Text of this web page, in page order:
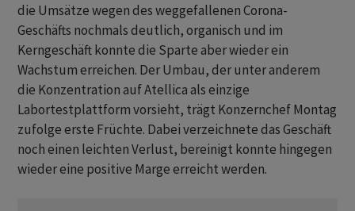
die Umsätze wegen des weggefallenen Corona-
Geschäfts nochmals deutlich, organisch und im
Kerngeschäft konnte die Sparte aber wieder ein
Wachstum erreichen. Der Umbau, der unter anderem
die Konzentration auf Atellica als einzige
Labortestplattform vorsieht, trägt Konzernchef Montag
zufolge erste Früchte. Dabei verzeichnete das Geschäft
noch einen leichten Verlust, bereinigt konnte hingegen
wieder eine positive Marge erreicht werden.